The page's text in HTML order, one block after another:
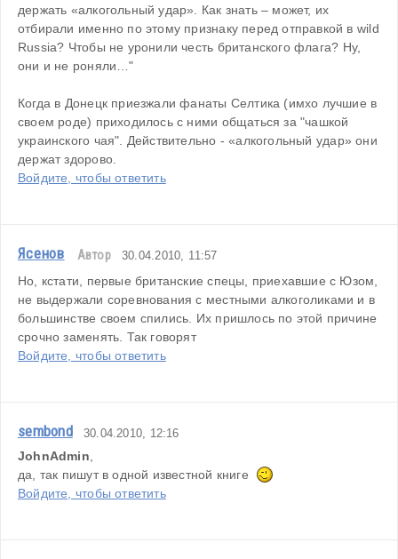
держать «алкогольный удар». Как знать – может, их
отбирали именно по этому признаку перед отправкой в wild
Russia? Чтобы не уронили честь британского флага? Ну,
они и не роняли…"
Когда в Донецк приезжали фанаты Селтика (имхо лучшие в
своем роде) приходилось с ними общаться за "чашкой
украинского чая". Действительно - «алкогольный удар» они
держат здорово.
Войдите, чтобы ответить
Ясенов Автор 30.04.2010, 11:57
Но, кстати, первые британские спецы, приехавшие с Юзом,
не выдержали соревнования с местными алкоголиками и в
большинстве своем спились. Их пришлось по этой причине
срочно заменять. Так говорят
Войдите, чтобы ответить
sembond 30.04.2010, 12:16
JohnAdmin,
да, так пишут в одной известной книге
Войдите, чтобы ответить